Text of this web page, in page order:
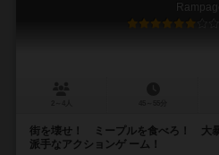
街を壊せ！ ミープルを食べろ！ 大
派手なアクションゲ ーム！